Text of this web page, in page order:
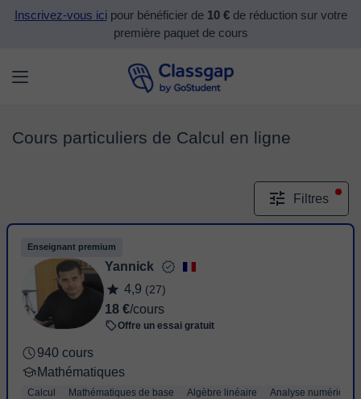
Inscrivez-vous icipour bénéficier de 10 €de réduction sur votre
première paquet de cours
Cours particuliers de Calcul en ligne
Filtres
Enseignant premium
Yannick
4,9 (27)
18 €/cours
Offre un essai gratuit
940 cours
Mathématiques
Calcul Mathématiques de base Algèbre linéaire Analyse numérique